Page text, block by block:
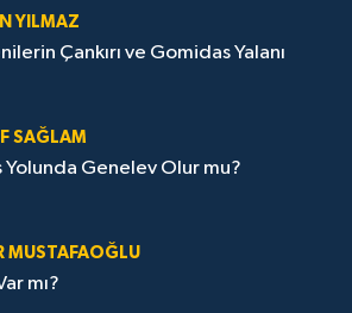
YILMAZ
Çankırı ve Gomidas Yalanı
SAĞLAM
Yolunda Genelev Olur mu?
MUSTAFAOĞLU
mı?